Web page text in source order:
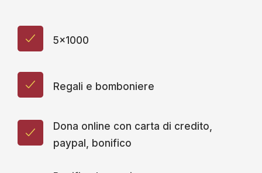
5x1000
Regali e bomboniere
Dona online con carta di credito,
paypal, bonifico